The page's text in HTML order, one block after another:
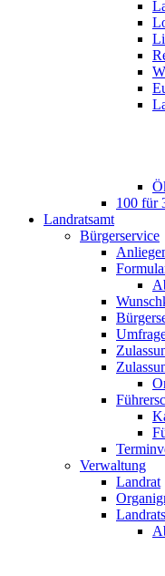
100 für
Landratsamt
Bürgerservice
Verwaltung
Landrat